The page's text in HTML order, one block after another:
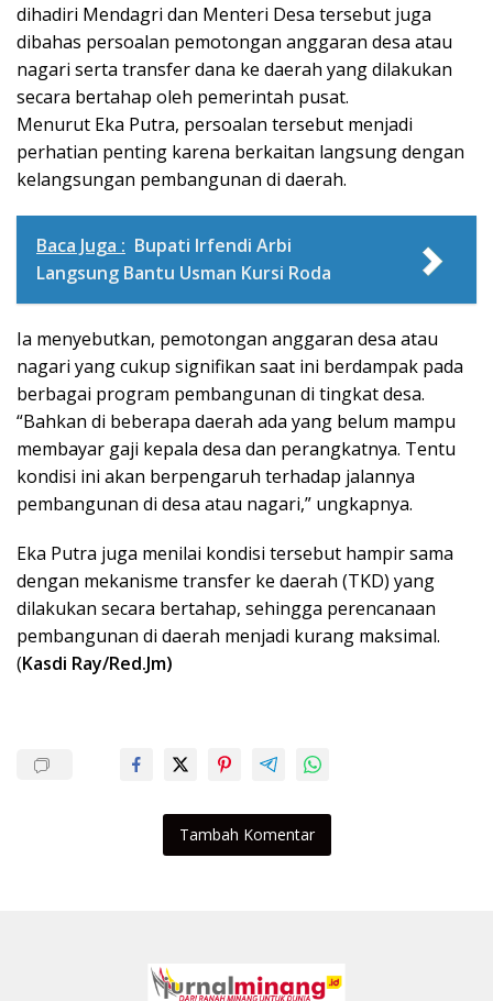
dihadiri Mendagri dan Menteri Desa tersebut juga
dibahas persoalan pemotongan anggaran desa atau
nagari serta transfer dana ke daerah yang dilakukan
secara bertahap oleh pemerintah pusat.
Menurut Eka Putra, persoalan tersebut menjadi
perhatian penting karena berkaitan langsung dengan
kelangsungan pembangunan di daerah.
Baca Juga : Bupati Irfendi Arbi
Langsung Bantu Usman Kursi Roda
Ia menyebutkan, pemotongan anggaran desa atau
nagari yang cukup signifikan saat ini berdampak pada
berbagai program pembangunan di tingkat desa.
“Bahkan di beberapa daerah ada yang belum mampu
membayar gaji kepala desa dan perangkatnya. Tentu
kondisi ini akan berpengaruh terhadap jalannya
pembangunan di desa atau nagari,” ungkapnya.
Eka Putra juga menilai kondisi tersebut hampir sama
dengan mekanisme transfer ke daerah (TKD) yang
dilakukan secara bertahap, sehingga perencanaan
pembangunan di daerah menjadi kurang maksimal.
(Kasdi Ray/Red.Jm)
Tambah Komentar